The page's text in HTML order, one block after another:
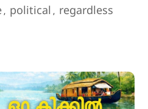
, political , regardless